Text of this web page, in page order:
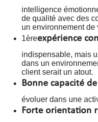
intelligence
de qualité avec des
un environnement de
1èreexpérience
indispensable, mais
dans un
client serait un atout.
Bonne capacité
évoluer dans une
Forte orientation